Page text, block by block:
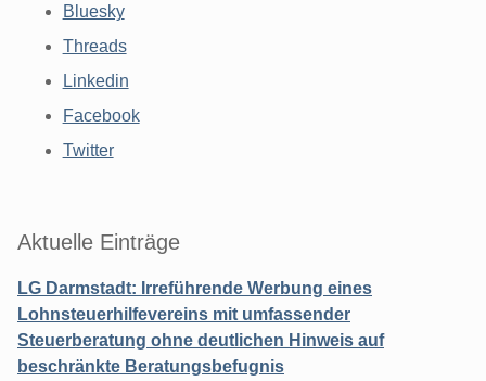
Bluesky
Threads
Linkedin
Facebook
Twitter
Aktuelle Einträge
LG Darmstadt: Irreführende Werbung eines
Lohnsteuerhilfevereins mit umfassender
Steuerberatung ohne deutlichen Hinweis auf
beschränkte Beratungsbefugnis